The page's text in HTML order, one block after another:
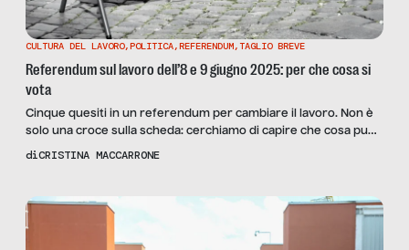
CULTURA DEL LAVORO,POLITICA,REFERENDUM,TAGLIO BREVE
Referendum sul lavoro dell’8 e 9 giugno 2025: per che cosa si
vota
Cinque quesiti in un referendum per cambiare il lavoro. Non è
solo una croce sulla scheda: cerchiamo di capire che cosa può
determinare il voto del prossimo giugno per chi ha un
diCRISTINA MACCARRONE